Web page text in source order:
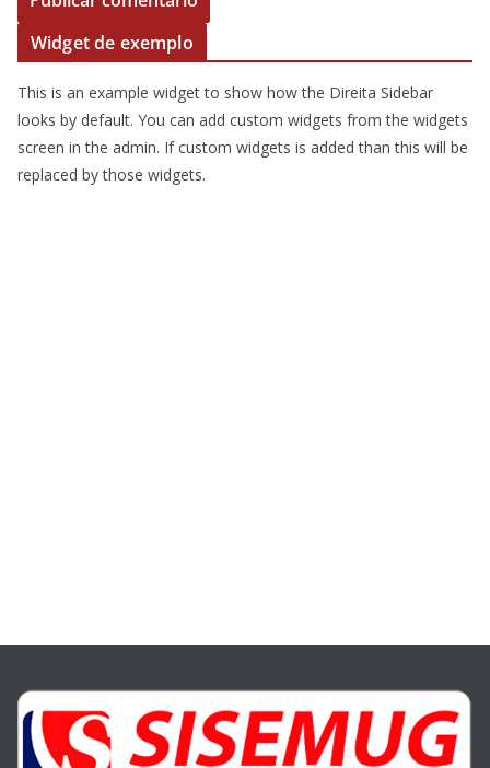
Widget de exemplo
This is an example widget to show how the Direita Sidebar
looks by default. You can add custom widgets from the widgets
screen in the admin. If custom widgets is added than this will be
replaced by those widgets.